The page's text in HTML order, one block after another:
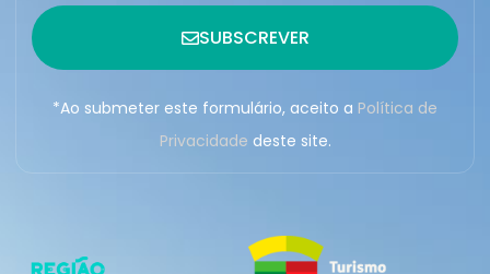
SUBSCREVER
*Ao submeter este formulário, aceito a Política de
Privacidade deste site.